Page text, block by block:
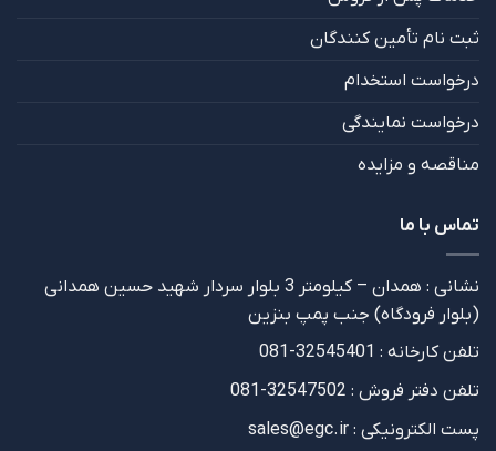
ثبت نام تأمین کنندگان
درخواست استخدام
درخواست نمایندگی
مناقصه و مزایده
تماس با ما
نشانی : همدان – کیلومتر 3 بلوار سردار شهید حسین همدانی
(بلوار فرودگاه) جنب پمپ بنزین
تلفن کارخانه : 32545401-081
تلفن دفتر فروش : 32547502-081
پست الکترونیکی : sales@egc.ir